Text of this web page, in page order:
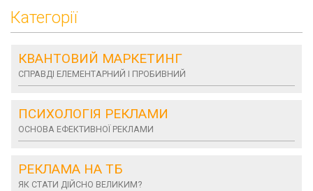
Категорії
КВАНТОВИЙ МАРКЕТИНГ
СПРАВДІ ЕЛЕМЕНТАРНИЙ І ПРОБИВНИЙ
ПСИХОЛОГІЯ РЕКЛАМИ
ОСНОВА ЕФЕКТИВНОЇ РЕКЛАМИ
РЕКЛАМА НА ТБ
ЯК СТАТИ ДІЙСНО ВЕЛИКИМ?